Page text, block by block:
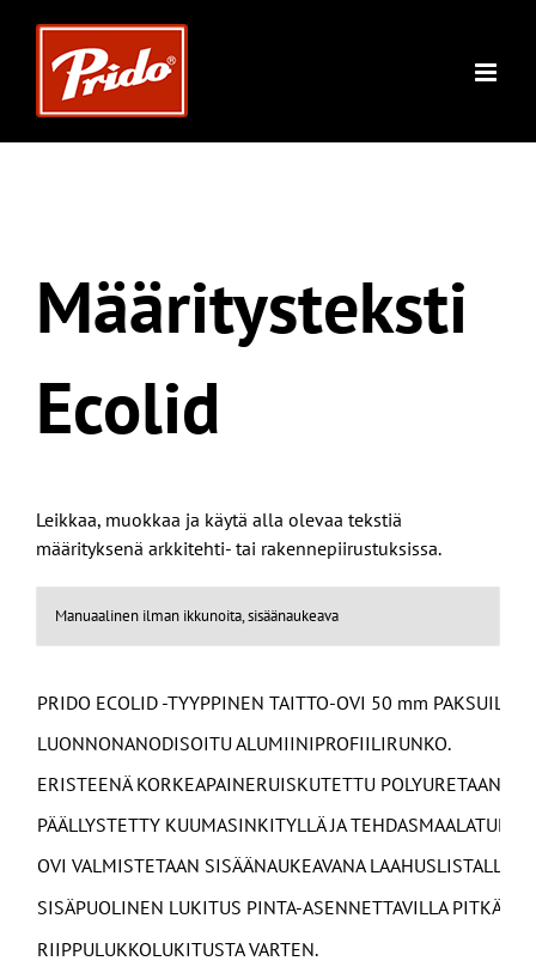
content
Määritysteksti
Ecolid
Leikkaa, muokkaa ja käytä alla olevaa tekstiä
määrityksenä arkkitehti- tai rakennepiirustuksissa.
Manuaalinen ilman ikkunoita, sisäänaukeava
PRIDO ECOLID -TYYPPINEN TAITTO-OVI 50 mm PAKSUILLA
LUONNONANODISOITU ALUMIINIPROFIILIRUNKO.
ERISTEENÄ KORKEAPAINERUISKUTETTU
PÄÄLLYSTETTY KUUMASINKITYLLÄ JA TEHDASMAALATULLA
OVI VALMISTETAAN SISÄÄNAUKEAVANA LAAHUSLISTALLA.
SISÄPUOLINEN LUKITUS PINTA-ASENNETTAVILLA
RIIPPULUKKOLUKITUSTA VARTEN.